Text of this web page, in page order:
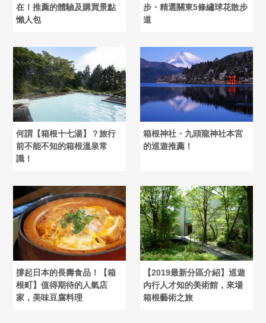
在！推薦的體驗及購買景點
懶人包
步・精選關東5條繡球花散步
道
何謂【箱根十七湯】？旅行
前不能不知的箱根溫泉常
識！
箱根神社・九頭龍神社本宮
的巡遊推薦！
撐起日本的長壽食品！【箱
根町】值得期待的人氣店
家，美味豆腐料理
【2019最新分區介紹】巡遊
內行人才知的美術館，來場
箱根藝術之旅